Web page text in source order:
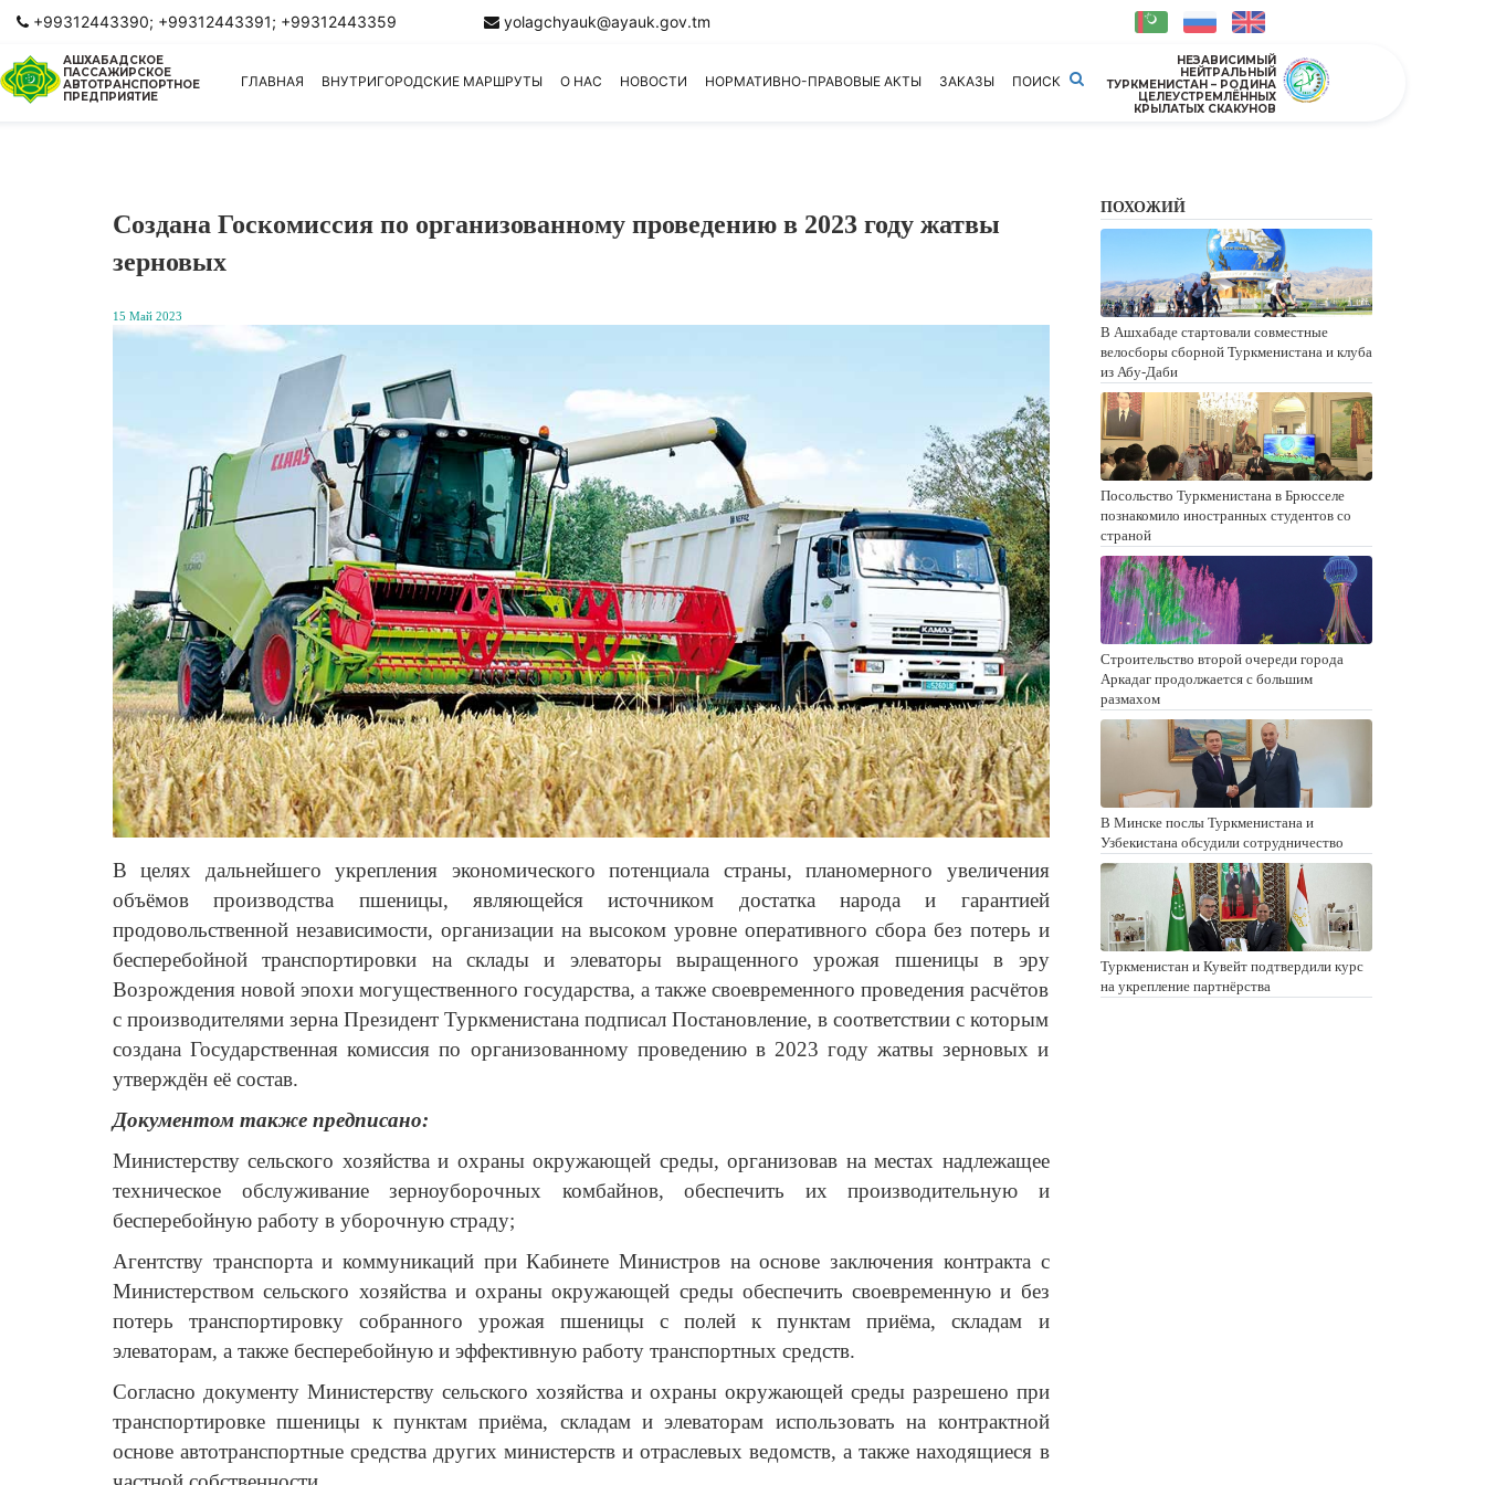
+99312443390; +99312443391; +99312443359 yolagchyauk@ayauk.gov.tm
АШХАБАДСКОЕ
ПАССАЖИРСКОЕ
АВТОТРАНСПОРТНОЕ
ПРЕДПРИЯТИЕ
ГЛАВНАЯ ВНУТРИГОРОДСКИЕ МАРШРУТЫ О НАС НОВОСТИ НОРМАТИВНО-ПРАВОВЫЕ АКТЫ ЗАКАЗЫ ПОИСК
НЕЗАВИСИМЫЙ
НЕЙТРАЛЬНЫЙ
ТУРКМЕНИСТАН – РОДИНА
ЦЕЛЕУСТРЕМЛЁННЫХ
КРЫЛАТЫХ СКАКУНОВ
Создана Госкомиссия по организованному проведению в 2023 году жатвы
зерновых
15 Май 2023
В целях дальнейшего укрепления экономического потенциала страны, планомерного увеличения
объёмов производства пшеницы, являющейся источником достатка народа и гарантией
продовольственной независимости, организации на высоком уровне оперативного сбора без потерь и
бесперебойной транспортировки на склады и элеваторы выращенного урожая пшеницы в эру
Возрождения новой эпохи могущественного государства, а также своевременного проведения расчётов
с производителями зерна Президент Туркменистана подписал Постановление, в соответствии с которым
создана Государственная комиссия по организованному проведению в 2023 году жатвы зерновых и
утверждён её состав.
Документом также предписано:
Министерству сельского хозяйства и охраны окружающей среды, организовав на мес­тах надлежащее
техническое обслуживание зерноуборочных комбайнов, обеспечить их производительную и
бесперебойную работу в уборочную страду;
Агентству транспорта и коммуникаций при Кабинете Министров на основе заключения контракта с
Министерством сельского хозяйства и охраны окружающей среды обеспечить своевременную и без
потерь транспортировку собранного урожая пшеницы с полей к пунктам приёма, складам и
элеваторам, а также бесперебойную и эффективную работу транспортных средств.
Согласно документу Министерству сельского хозяйства и охраны окружающей среды разрешено при
транспортировке пшеницы к пунктам приёма, складам и элеваторам использовать на контрактной
основе автотранспортные средства других министерств и отраслевых ведомств, а также находящиеся в
ПОХОЖИЙ
В Ашхабаде стартовали совместные
велосборы сборной Туркменистана и клуба
из Абу-Даби
Посольство Туркменистана в Брюсселе
познакомило иностранных студентов со
страной
Строительство второй очереди города
Аркадаг продолжается с большим
размахом
В Минске послы Туркменистана и
Узбекистана обсудили сотрудничество
Туркменистан и Кувейт подтвердили курс
на укрепление партнёрства